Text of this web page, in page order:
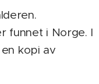
funnet i Norge. I
kopi av